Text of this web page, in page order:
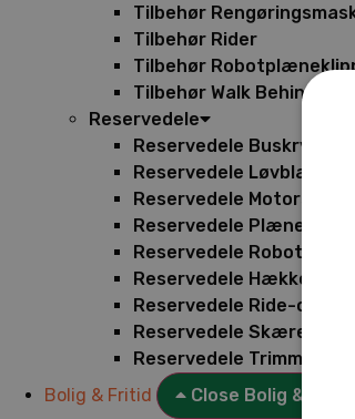
Tilbehør
Tilbehør Rider
Tilbehør
Tilbehør Walk Behind
Reservedele
Reservedele Buskryddere
Reservedele Løvblæsere
Reservedele Motorsave
Reservedele
Reservedele
Reservedele
Reservedele Ride-on
Reservedele
Reservedele Trimmere
Bolig & Fritid
Close Bolig & Fritid